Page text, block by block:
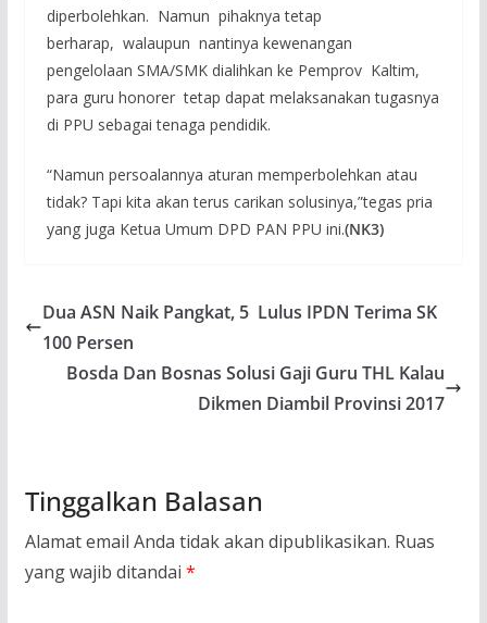
diperbolehkan. Namun pihaknya tetap
berharap, walaupun nantinya kewenangan
pengelolaan SMA/SMK dialihkan ke Pemprov Kaltim,
para guru honorer tetap dapat melaksanakan tugasnya
di PPU sebagai tenaga pendidik.
“Namun persoalannya aturan memperbolehkan atau
tidak? Tapi kita akan terus carikan solusinya,”tegas pria
yang juga Ketua Umum DPD PAN PPU ini.(NK3)
Dua ASN Naik Pangkat, 5 Lulus IPDN Terima SK
100 Persen
Bosda Dan Bosnas Solusi Gaji Guru THL Kalau
Dikmen Diambil Provinsi 2017
Tinggalkan Balasan
Alamat email Anda tidak akan dipublikasikan. Ruas
yang wajib ditandai *